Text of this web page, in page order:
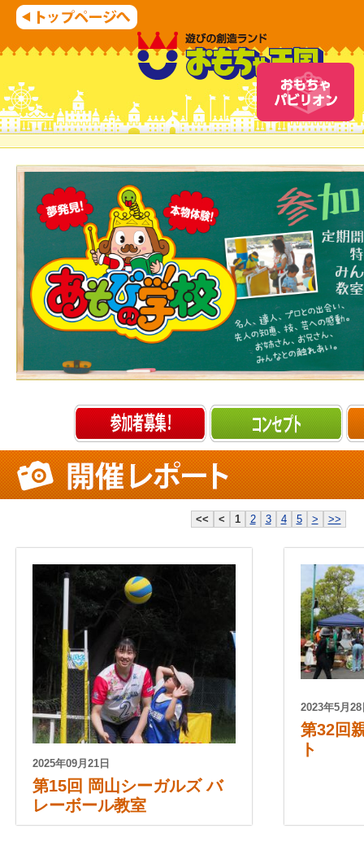
<< < 1 2 3 4 5 > >>
2025年09月21日
第15回 岡山シーガルズ バ
レーボール教室
2023年5月28
第32回
ト